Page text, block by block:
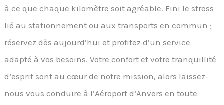
à ce que chaque kilomètre soit agréable. Fini le stress
lié au stationnement ou aux transports en commun ;
réservez dès aujourd’hui et profitez d’un service
adapté à vos besoins. Votre confort et votre tranquillité
d’esprit sont au cœur de notre mission, alors laissez-
nous vous conduire à l’Aéroport d’Anvers en toute